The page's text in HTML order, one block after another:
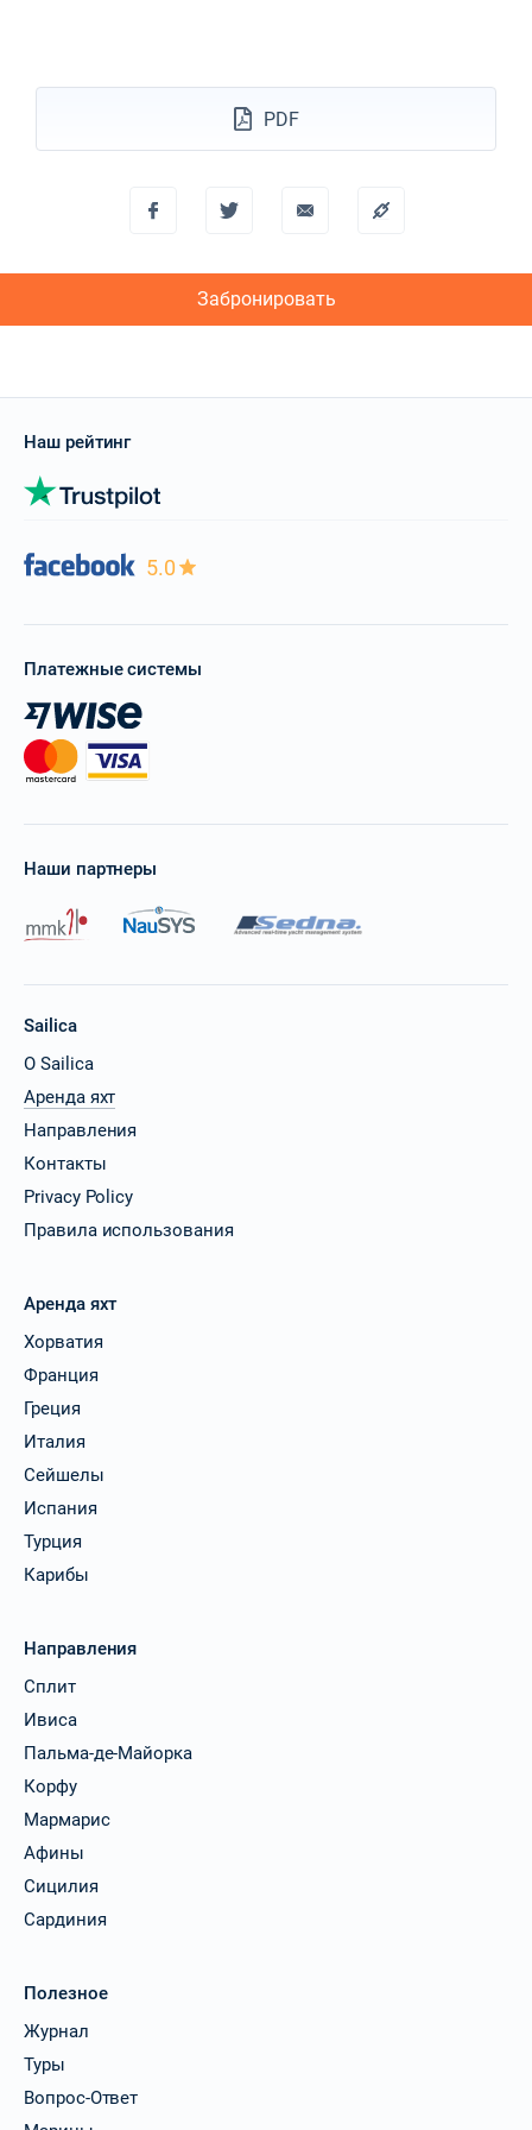
Забронировать PDF
Забронировать
Наш рейтинг
5.0
Платежные системы
Наши партнеры
Sailica
О Sailica
Аренда яхт
Направления
Контакты
Privacy Policy
Правила использования
Аренда яхт
Хорватия
Франция
Греция
Италия
Сейшелы
Испания
Турция
Карибы
Направления
Сплит
Ивиса
Пальма-де-Майорка
Корфу
Мармарис
Афины
Сицилия
Сардиния
Полезное
Журнал
Туры
Вопрос-Ответ